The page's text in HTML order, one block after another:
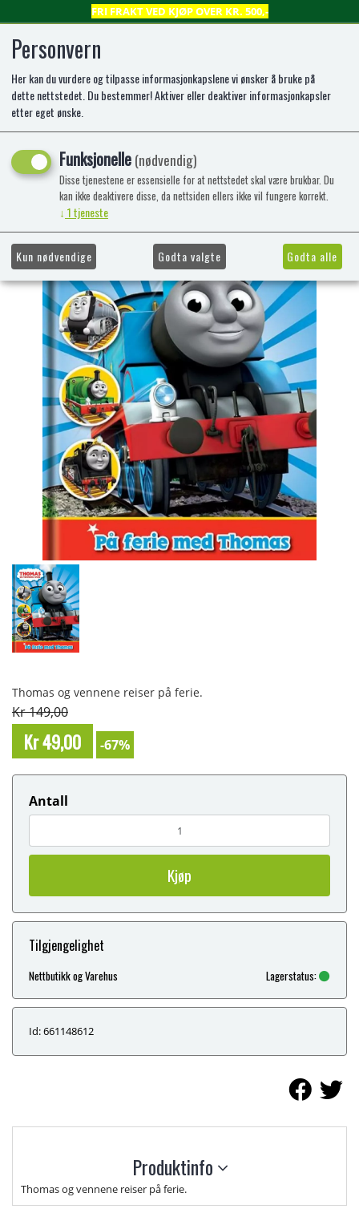
FRI FRAKT VED KJØP OVER KR. 500,-
0
Thomastoget: På ferie med
Thomastoget
Kampanje
Thomas og vennene reiser på ferie.
Kr 149,00
Kr 49,00 -67%
Antall
Kjøp
Tilgjengelighet
Nettbutikk og Varehus Lagerstatus:
Id: 661148612
Produktinfo
Thomas og vennene reiser på ferie.
Personvern
Her kan du vurdere og tilpasse informasjonkapslene vi ønsker å bruke på
dette nettstedet. Du bestemmer! Aktiver eller deaktiver informasjonkapsler
etter eget ønske.
Funksjonelle(nødvendig)
Disse tjenestene er essensielle for at nettstedet skal være brukbar. Du
kan ikke deaktivere disse, da nettsiden ellers ikke vil fungere korrekt.
↓ 1tjeneste
Kun nødvendige Godta valgte Godta alle